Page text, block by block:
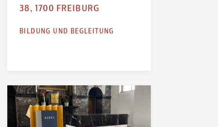
38, 1700 FREIBURG
BILDUNG UND BEGLEITUNG